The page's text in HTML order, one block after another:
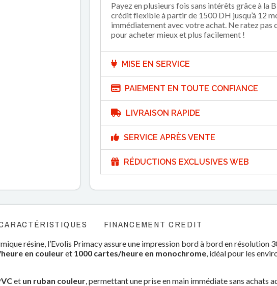
Payez en plusieurs fois sans intérêts grâce à la
crédit flexible à partir de 1500 DH jusqu’à 12
immédiatement avec votre achat. Ne ratez
pour acheter mieux et plus facilement !
MISE EN SERVICE
PAIEMENT EN TOUTE CONFIANCE
LIVRAISON RAPIDE
SERVICE APRÈS VENTE
RÉDUCTIONS EXCLUSIVES WEB
FINANCEMENT CREDIT
résine, l’Evolis Primacy assure une impression bord à bord en résolution
en couleuret 1000 cartes/heure en monochrome, idéal pour les
et un ruban couleur, permettant une prise en main immédiate sans achats